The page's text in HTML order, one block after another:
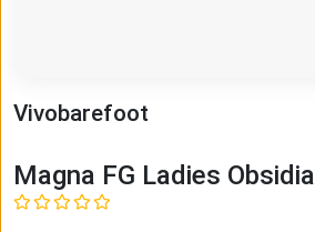
Vivobarefoot
Magna FG Ladies